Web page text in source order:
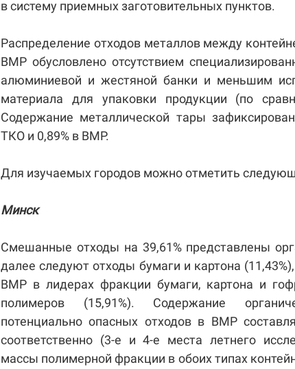
в систему приемных заготовительных пунктов.
Распределение отходов металлов между
ВМР обусловлено отсутствием
алюминиевой и жестяной банки и меньшим
материала для упаковки продукции (по
Содержание металлической тары
ТКО и 0,89% в ВМР.
Для изучаемых городов можно отметить
Минск
Смешанные отходы на 39,61% представлены
далее следуют отходы бумаги и картона
ВМР в лидерах фракции бумаги, картона и
полимеров (15,91%). Содержание
потенциально опасных отходов в ВМР
соответственно (3-е и 4-е места летнего
массы полимерной фракции в обоих типах